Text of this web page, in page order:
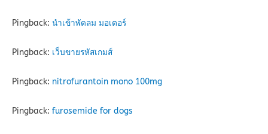
Pingback: นำเข้าพัดลม มอเตอร์
Pingback: เว็บขายรหัสเกมส์
Pingback: nitrofurantoin mono 100mg
Pingback: furosemide for dogs